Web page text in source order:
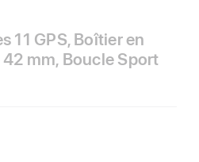
11 GPS, Boîtier en
mm, Boucle Sport